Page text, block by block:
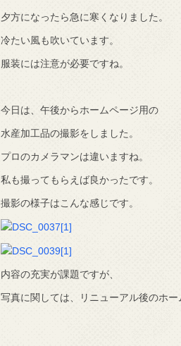
夕方になったら急に寒くなりました。
冷たい風も吹いています。
服装には注意が必要ですね。
今日は、午後からホームページ用の
水産加工品の撮影をしました。
プロのカメラマンは違いますね。
私も撮ってもらえば良かったです。
撮影の様子はこんな感じです。
内容の充実が課題ですが、
写真に関しては、リニューアル後のホー